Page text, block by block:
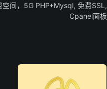
间，5G PHP+Mysql, 免费SSL,
Cpanel面板